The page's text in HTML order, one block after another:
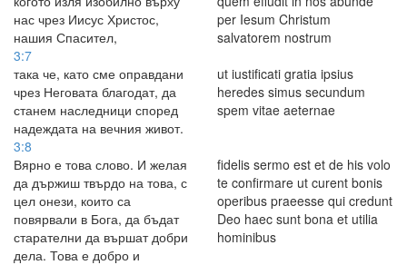
нас чрез Иисус Христос,
нашия Спасител,
per Iesum Christum
salvatorem nostrum
3:7
така че, като сме оправдани
чрез Неговата благодат, да
станем наследници според
надеждата на вечния живот.
ut iustificati gratia ipsius
heredes simus secundum
spem vitae aeternae
3:8
Вярно е това слово. И желая
да държиш твърдо на това, с
цел онези, които са
повярвали в Бога, да бъдат
старателни да вършат добри
дела. Това е добро и
fidelis sermo est et de his volo
te confirmare ut curent bonis
operibus praeesse qui credunt
Deo haec sunt bona et utilia
hominibus